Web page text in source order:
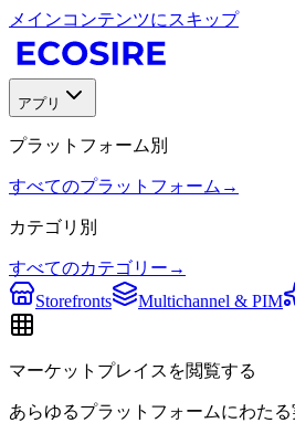
メインコンテンツにスキップ
アプリ
プラットフォーム別
すべてのプラットフォーム →
カテゴリ別
すべてのカテゴリー →
Storefronts
Multichannel & PIM
マーケットプレイスを閲覧する
あらゆるプラットフォームにわた